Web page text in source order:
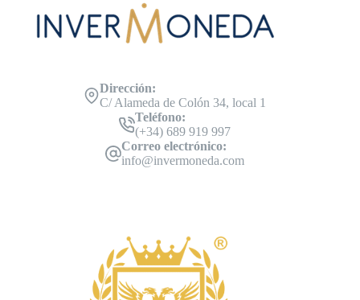
Dirección:
C/ Alameda de Colón 34, local 1
Teléfono:
(+34) 689 919 997
Correo electrónico:
info@invermoneda.com